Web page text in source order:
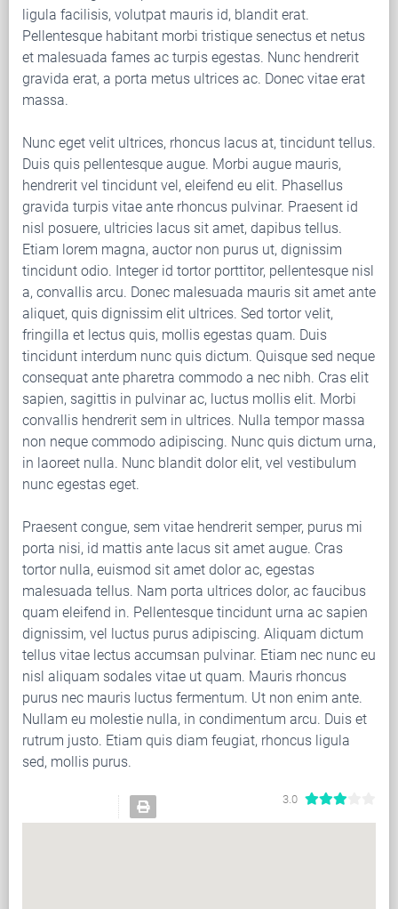
ligula facilisis, volutpat mauris id, blandit erat.
Pellentesque habitant morbi tristique senectus et netus
et malesuada fames ac turpis egestas. Nunc hendrerit
gravida erat, a porta metus ultrices ac. Donec vitae erat
massa.
Nunc eget velit ultrices, rhoncus lacus at, tincidunt tellus.
Duis quis pellentesque augue. Morbi augue mauris,
hendrerit vel tincidunt vel, eleifend eu elit. Phasellus
gravida turpis vitae ante rhoncus pulvinar. Praesent id
nisl posuere, ultricies lacus sit amet, dapibus tellus.
Etiam lorem magna, auctor non purus ut, dignissim
tincidunt odio. Integer id tortor porttitor, pellentesque nisl
a, convallis arcu. Donec malesuada mauris sit amet ante
aliquet, quis dignissim elit ultrices. Sed tortor velit,
fringilla et lectus quis, mollis egestas quam. Duis
tincidunt interdum nunc quis dictum. Quisque sed neque
consequat ante pharetra commodo a nec nibh. Cras elit
sapien, sagittis in pulvinar ac, luctus mollis elit. Morbi
convallis hendrerit sem in ultrices. Nulla tempor massa
non neque commodo adipiscing. Nunc quis dictum urna,
in laoreet nulla. Nunc blandit dolor elit, vel vestibulum
nunc egestas eget.
Praesent congue, sem vitae hendrerit semper, purus mi
porta nisi, id mattis ante lacus sit amet augue. Cras
tortor nulla, euismod sit amet dolor ac, egestas
malesuada tellus. Nam porta ultrices dolor, ac faucibus
quam eleifend in. Pellentesque tincidunt urna ac sapien
dignissim, vel luctus purus adipiscing. Aliquam dictum
tellus vitae lectus accumsan pulvinar. Etiam nec nunc eu
nisl aliquam sodales vitae ut quam. Mauris rhoncus
purus nec mauris luctus fermentum. Ut non enim ante.
Nullam eu molestie nulla, in condimentum arcu. Duis et
rutrum justo. Etiam quis diam feugiat, rhoncus ligula
sed, mollis purus.
3.0